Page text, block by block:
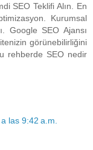
SEO Teklifi Alın. En
Kurumsal
Google SEO Ajansı
görünebilirliğini
rehberde SEO nedir
las 9:42 a.m.